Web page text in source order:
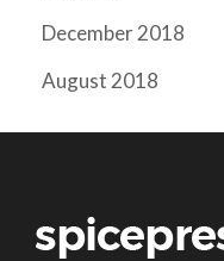
December 2018
August 2018